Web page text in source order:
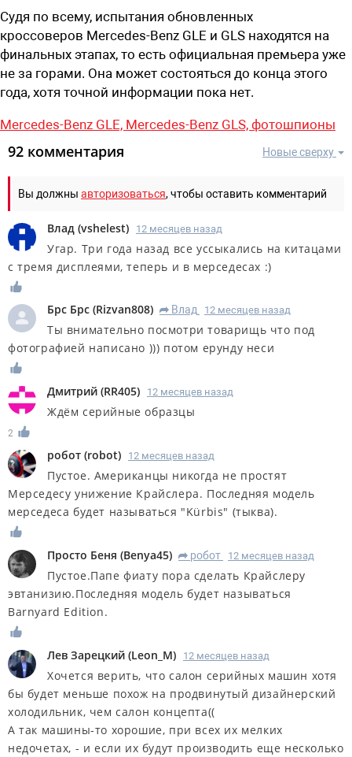
Судя по всему, испытания обновленных
кроссоверов Mercedes-Benz GLE и GLS находятся на
финальных этапах, то есть официальная премьера уже
не за горами. Она может состояться до конца этого
года, хотя точной информации пока нет.
Mercedes-Benz GLE, Mercedes-Benz GLS, фотошпионы
Новые сверху
92 комментария
Вы должны авторизоваться, чтобы оставить комментарий
Влад (vshelest) 12 месяцев назад
Угар. Три года назад все уссыкались на китацами
с тремя дисплеями, теперь и в мерседесах :)
Брс Брс (Rizvan808) R Влад 12 месяцев назад
Ты внимательно посмотри товарищь что под
фотографией написано ))) потом ерунду неси
Дмитрий (RR405) 12 месяцев назад
Ждём серийные образцы
2
робот (robot) 12 месяцев назад
Пустое. Американцы никогда не простят
Мерседесу унижение Крайслера. Последняя модель
мерседеса будет называться "Kürbis" (тыква).
Просто Беня (Benya45) R робот 12 месяцев назад
Пустое.Папе фиату пора сделать Крайслеру
эвтанизию.Последняя модель будет называться
Barnyard Edition.
Лев Зарецкий (Leon_M) 12 месяцев назад
Хочется верить, что салон серийных машин хотя
бы будет меньше похож на продвинутый дизайнерский
холодильник, чем салон концепта((
А так машины-то хорошие, при всех их мелких
недочетах, - и если их будут производить еще несколько